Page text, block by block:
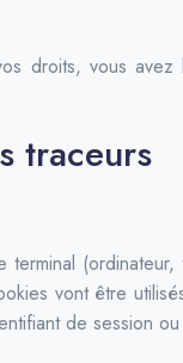
vous
traceurs
vont être
de session ou